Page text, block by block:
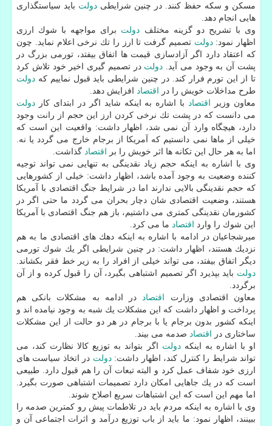
مسكن و سكه حفظ كنند. در چنین شرایطی دولت باید سیاستگذاری
هایی انجام دهد.
وی با تشریح دو گزینه مختلف دولت برای مواجهه با شوك ارزی
اظهار نمود:دولت تصمیم گرفت تا ارز را تك نرخی اعلام نماید. چون
كه اعتقاد دارد اگر آزادسازی قیمت ها اتفاق بیفتد، تورمی بزرگ در
پشت آن به وجود می آید. دولت در تصمیم گیری اخیر خود تلاش كرد
تا از این تورم فرار كند. در چنین شرایطی باید قبول نماییم كه دولت
طرح مداخلات خویش را در
اقتصاد
افزایش دهد.
معاون وزیر
اقتصاد با اشاره به اینكه شاید اگر در ابتدای كار دولت
می دانست كه در پشت تك نرخی كردن ارز این حجم از رانت وجود
دارد، هیچگاه وارد آن نمی شد، اظهار داشت: واقعیت این است كه
خیلی از ماها نمی دانستیم كه آمریكا از برجام خارج می گردد یا نه.
اما به هر حال این تكانه ها اثر خویش را بر
اقتصاد گذاشت.
وی با اشاره به اینكه حجم زیاد نقدینگی به تنهایی نمی تواند توجیه
كننده وضعیت به وجود آمده باشد، اظهار داشت: خیلی از كشورهایی
كه حجم نقدینگی بالایی ندارند اما در شرایط جنگ اقتصادی با آمریكا
هستند، وضعیت اقتصادی شان دچار بحران می گردد ما حتی اگر در
كشورمان نقدینگی كمتری می داشتیم، باز هم جنگ اقتصادی با آمریكا
این شوك را وارد
اقتصاد ما می كرد.
میرشجاعیان در ادامه با اشاره به اینكه دهك های اقتصادی ما به هم
نزدیك هستند، اظهار داشت: در چنین شرایطی اگر یك شوك تورمی
دیگر اتفاق بیفتد، می تواند خیلی از افراد را به زیر خط فقر بكشاند.
دولت باید بپذیرد اگر تصمیم اشتباهی بگیرد، آن را قبول كرده و از آن
برگردد.
معاون اقتصادی وزارت
اقتصاد
در ادامه به مشكلات بانكی هم
پرداخت و اظهار داشت كه این مشكلات یك شبه به وجود نیامده اند و
اینكه كشور بدون برجام یا با برجام در هر دو حالت از این مشكلات
ساختاری در
اقتصاد صدمه می بیند.
او با اشاره به اینكهدولت اگر بتواند به توزیع كالا نظارت كند، می
تواند شرایط را كنترل كند، اظهار داشت:دولت در اتخاذ سیاست های
ارزی خود شفاف عمل كرد و البته تبعات آن را هم قبول دارد. طبیعی
است كه در یك جاهایی امكان دارد تصمیمات اشتباهی صورت بگیرد.
اما مهم این است كه این اشتباهات سریع اصلاح شوند.
وی با اشاره به اینكه مردم باید در تلاطمات پیش رو كمترین صدمه را
ببینند، اظهار نمود: ما باید از باب توزیع درآمد و اثرات اجتماعی آن و